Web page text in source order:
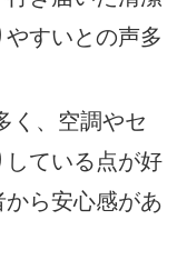
すいとの声多
く、空調やセ
ている点が好
ら安心感があ